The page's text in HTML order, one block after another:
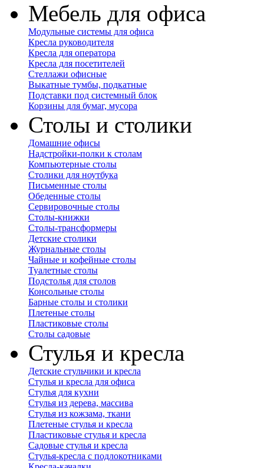
Мебель для офиса
Модульные системы для офиса
Кресла руководителя
Кресла для оператора
Кресла для посетителей
Стеллажи офисные
Выкатные тумбы, подкатные
Подставки под системный блок
Корзины для бумаг, мусора
Столы и столики
Домашние офисы
Надстройки-полки к столам
Компьютерные столы
Столики для ноутбука
Письменные столы
Обеденные столы
Сервировочные столы
Столы-книжки
Столы-трансформеры
Детские столики
Журнальные столы
Чайные и кофейные столы
Туалетные столы
Подстолья для столов
Консольные столы
Барные столы и столики
Плетеные столы
Пластиковые столы
Столы садовые
Стулья и кресла
Детские стульчики и кресла
Стулья и кресла для офиса
Стулья для кухни
Стулья из дерева, массива
Стулья из кожзама, ткани
Плетеные стулья и кресла
Пластиковые стулья и кресла
Садовые стулья и кресла
Стулья-кресла с подлокотниками